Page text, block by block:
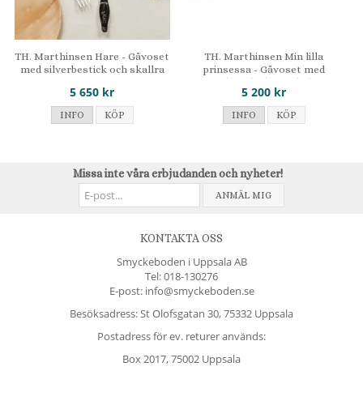
TH. Marthinsen Hare - Gåvoset
med silverbestick och skallra
5 650 kr
INFO KÖP
TH. Marthinsen Min lilla
prinsessa - Gåvoset med
silversked och skål
5 200 kr
INFO KÖP
Missa inte våra erbjudanden och nyheter!
ANMÄL MIG
KONTAKTA OSS
Smyckeboden i Uppsala AB
Tel:018-130276
E-post: info@smyckeboden.se
Besöksadress: St Olofsgatan 30, 75332 Uppsala
Postadress för ev. returer används:
Box 2017, 75002 Uppsala